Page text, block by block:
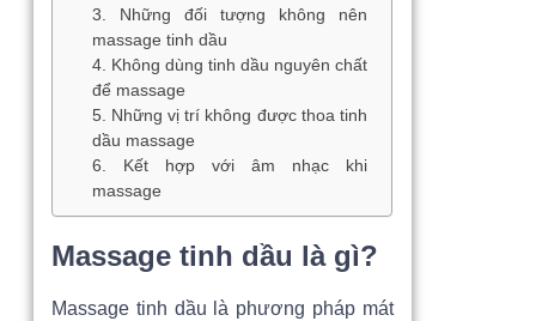
3. Những đối tượng không nên
massage tinh dầu
4. Không dùng tinh dầu nguyên chất
để massage
5. Những vị trí không được thoa tinh
dầu massage
6. Kết hợp với âm nhạc khi
massage
Massage tinh dầu là gì?
Massage tinh dầu là phương pháp mát